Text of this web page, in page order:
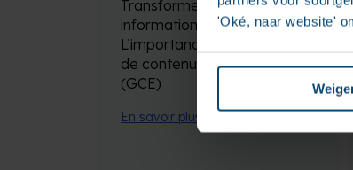
'Oké, naar website'
Transformer les données en
informations
L’importance de la gestion
de contenu d’entreprise
(GCE)
En savoir plus sur la GCE